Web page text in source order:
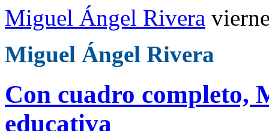
Miguel Ángel Rivera
Miguel Ángel Rivera
Con cuadro completo,
educativa